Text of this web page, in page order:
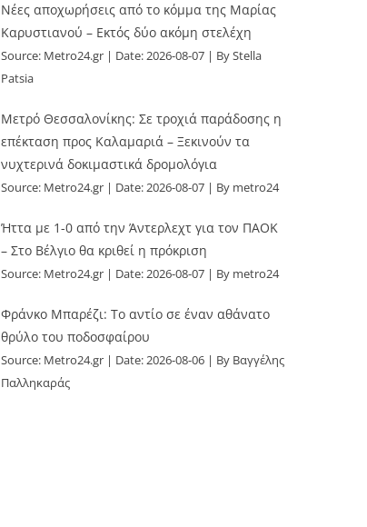
Νέες αποχωρήσεις από το κόμμα της Μαρίας
Καρυστιανού – Εκτός δύο ακόμη στελέχη
Source: Metro24.gr Date: 2026-08-07
By Stella
Patsia
Μετρό Θεσσαλονίκης: Σε τροχιά παράδοσης η
επέκταση προς Καλαμαριά – Ξεκινούν τα
νυχτερινά δοκιμαστικά δρομολόγια
Source: Metro24.gr Date: 2026-08-07 By metro24
Ήττα με 1-0 από την Άντερλεχτ για τον ΠΑΟΚ
– Στο Βέλγιο θα κριθεί η πρόκριση
Source: Metro24.gr Date: 2026-08-07 By metro24
Φράνκο Μπαρέζι: Το αντίο σε έναν αθάνατο
θρύλο του ποδοσφαίρου
Source: Metro24.gr Date: 2026-08-06
By Βαγγέλης
Παλληκαράς